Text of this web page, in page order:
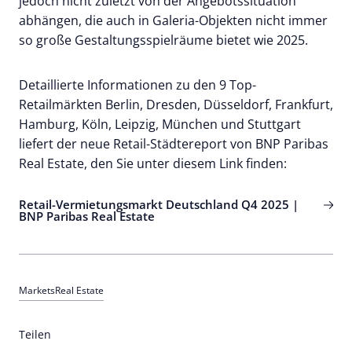
abhängen, die auch in Galeria-Objekten nicht immer
so große Gestaltungsspielräume bietet wie 2025.
Detaillierte Informationen zu den 9 Top-
Retailmärkten Berlin, Dresden, Düsseldorf, Frankfurt,
Hamburg, Köln, Leipzig, München und Stuttgart
liefert der neue Retail-Städtereport von BNP Paribas
Real Estate, den Sie unter diesem Link finden:
Retail-Vermietungsmarkt Deutschland Q4 2025 |
BNP Paribas Real Estate
MarketsReal Estate
Teilen